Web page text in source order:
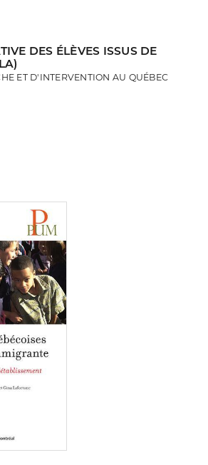
DES ÉLÈVES ISSUS DE
ET D'INTERVENTION AU QUÉBEC